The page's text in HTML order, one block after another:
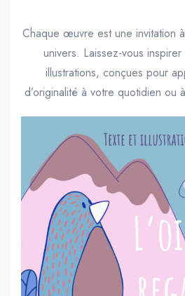
Chaque œuvre est une invitation
univers. Laissez-vous
illustrations, conçues pour
d’originalité à votre quotidien ou